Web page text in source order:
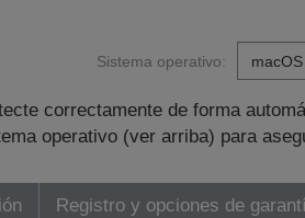
Sistema operativo:
correctamente de forma
operativo (ver arriba) para
Registro y opciones de